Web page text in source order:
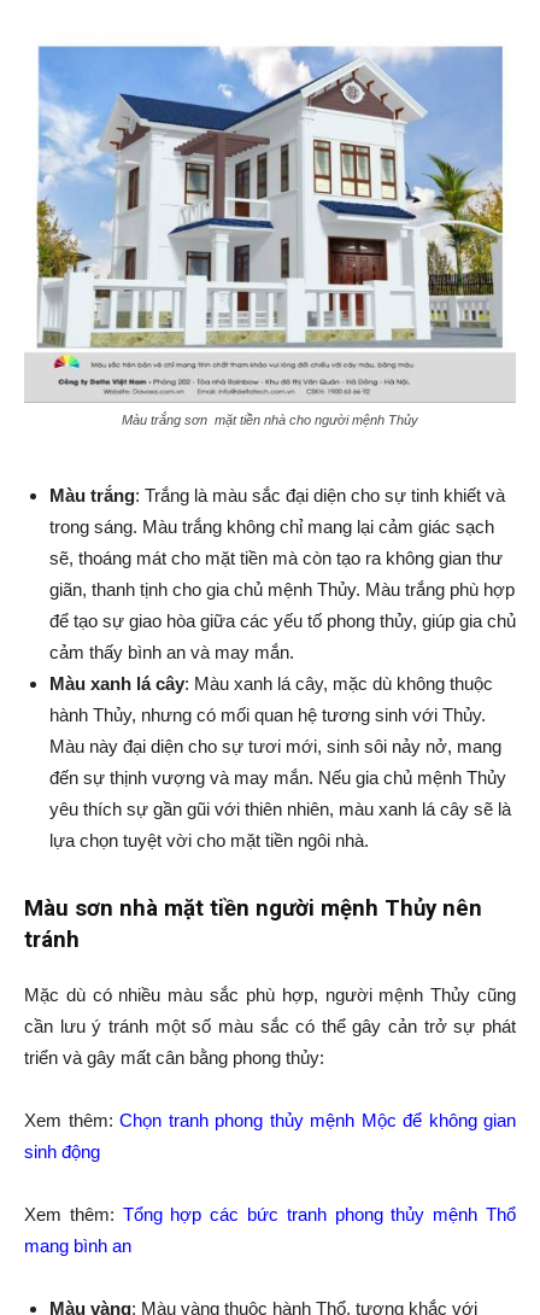
Màu trắng sơn mặt tiền nhà cho người mệnh Thủy
Màu trắng: Trắng là màu sắc đại diện cho sự tinh khiết và
trong sáng. Màu trắng không chỉ mang lại cảm giác sạch
sẽ, thoáng mát cho mặt tiền mà còn tạo ra không gian thư
giãn, thanh tịnh cho gia chủ mệnh Thủy. Màu trắng phù hợp
để tạo sự giao hòa giữa các yếu tố phong thủy, giúp gia chủ
cảm thấy bình an và may mắn.
Màu xanh lá cây: Màu xanh lá cây, mặc dù không thuộc
hành Thủy, nhưng có mối quan hệ tương sinh với Thủy.
Màu này đại diện cho sự tươi mới, sinh sôi nảy nở, mang
đến sự thịnh vượng và may mắn. Nếu gia chủ mệnh Thủy
yêu thích sự gần gũi với thiên nhiên, màu xanh lá cây sẽ là
lựa chọn tuyệt vời cho mặt tiền ngôi nhà.
Màu sơn nhà mặt tiền người mệnh Thủy nên
tránh
Mặc dù có nhiều màu sắc phù hợp, người mệnh Thủy cũng
cần lưu ý tránh một số màu sắc có thể gây cản trở sự phát
triển và gây mất cân bằng phong thủy:
Xem thêm: Chọn tranh phong thủy mệnh Mộc để không gian
sinh động
Xem thêm: Tổng hợp các bức tranh phong thủy mệnh Thổ
mang bình an
Màu vàng: Màu vàng thuộc hành Thổ, tương khắc với